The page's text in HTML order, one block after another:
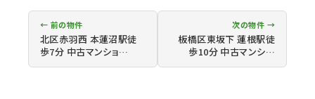
← 前の物件
北区赤羽西 本蓮沼駅徒
歩7分 中古マンショ…
次の物件 →
板橋区東坂下 蓮根駅徒
歩10分 中古マンシ…